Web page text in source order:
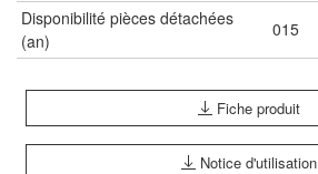
Disponibilité pièces détachées
(an)
015
Fiche produit
Notice d'utilisation